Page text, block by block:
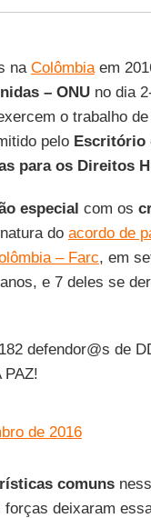
na Colômbiaem
– ONUno dia
o trabalho de
pelo Escritório
para os Direitos
especial com os
do acordo de
– Farc, em
e 7 deles se
defendor@s de
PAZ!
de 2016
comuns
forças deixaram